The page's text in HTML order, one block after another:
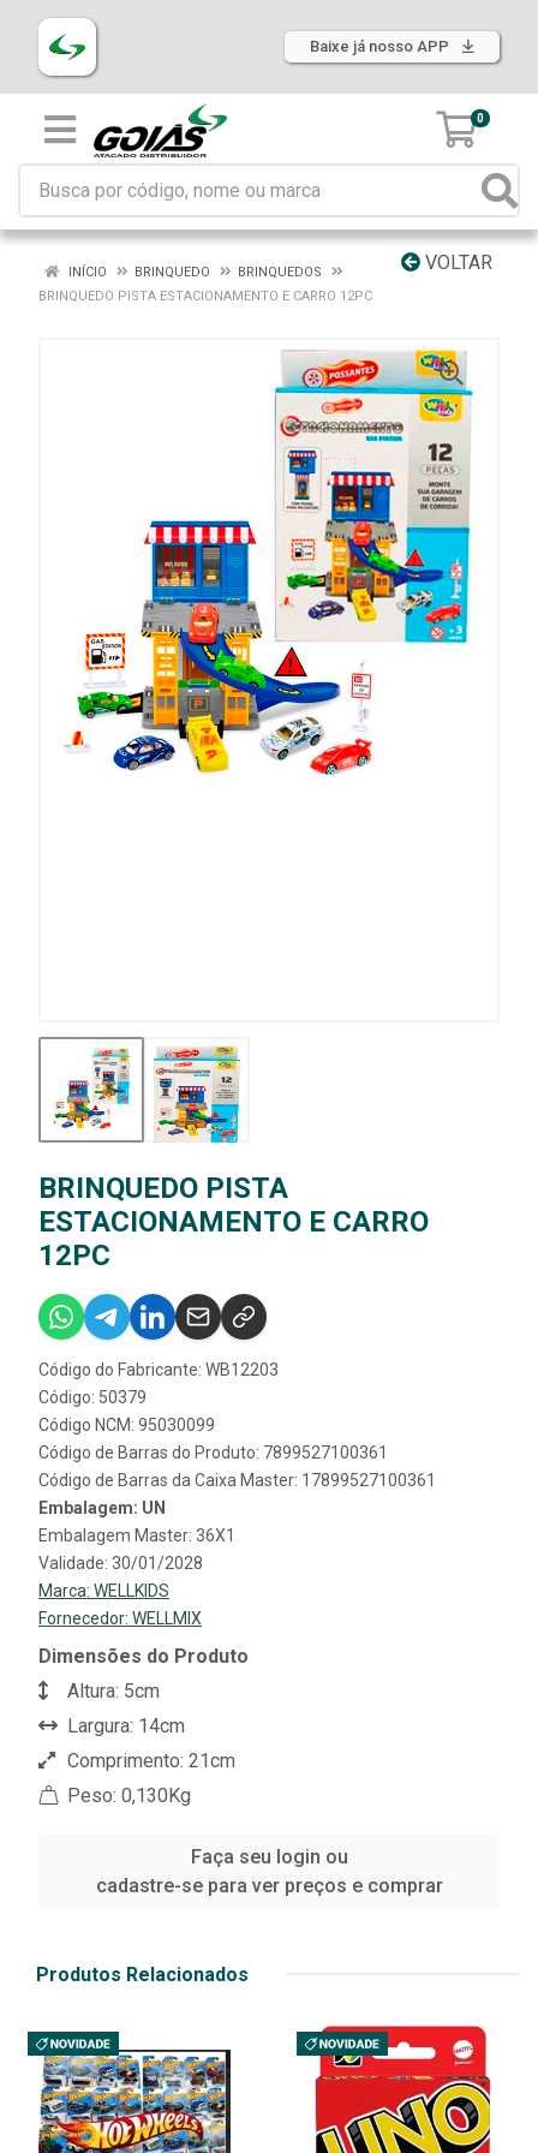
Baixe já nosso APP
0
VOLTAR
INÍCIO BRINQUEDO
BRINQUEDOS
BRINQUEDO PISTA ESTACIONAMENTO E CARRO 12PC
BRINQUEDO PISTA
ESTACIONAMENTO E CARRO
12PC
Código do Fabricante: WB12203
Código: 50379
Código NCM: 95030099
Código de Barras do Produto: 7899527100361
Código de Barras da Caixa Master: 17899527100361
Embalagem: UN
Embalagem Master: 36X1
Validade: 30/01/2028
Marca: WELLKIDS
Fornecedor: WELLMIX
Dimensões do Produto
Altura: 5cm
Largura: 14cm
Comprimento: 21cm
Peso: 0,130Kg
Faça seu login ou
cadastre-se para ver preços e comprar
Produtos Relacionados